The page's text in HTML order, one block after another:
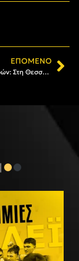
ΕΠΌΜΕΝΟ
Βόλεϊ Ανδρών: Στη Θεσσαλονίκη ο Ματέους Αραούχο Βελόσο (pics)